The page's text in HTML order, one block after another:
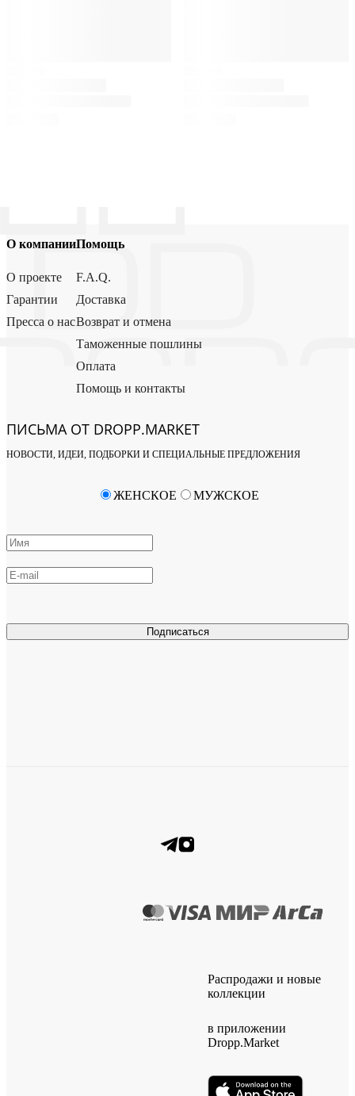
О компании
О проекте
Гарантии
Пресса о нас
Помощь
F.A.Q.
Доставка
Возврат и отмена
Таможенные пошлины
Оплата
Помощь и контакты
ПИСЬМА ОТ DROPP.MARKET
НОВОСТИ, ИДЕИ, ПОДБОРКИ И СПЕЦИАЛЬНЫЕ ПРЕДЛОЖЕНИЯ
Подписаться
ЖЕНСКОЕ МУЖСКОЕ
Распродажи и новые
коллекции
в приложении
Dropp.Market